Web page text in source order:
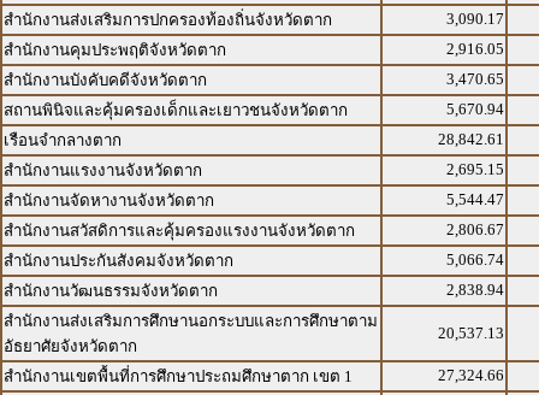
สำนักงานส่งเสริมการปกครองท้องถิ่นจังหวัดตาก
3,090.17
สำนักงานคุมประพฤติจังหวัดตาก
2,916.05
สำนักงานบังคับคดีจังหวัดตาก
3,470.65
สถานพินิจและคุ้มครองเด็กและเยาวชนจังหวัดตาก
5,670.94
เรือนจำกลางตาก
28,842.61
สำนักงานแรงงานจังหวัดตาก
2,695.15
สำนักงานจัดหางานจังหวัดตาก
5,544.47
สำนักงานสวัสดิการและคุ้มครองแรงงานจังหวัดตาก
2,806.67
สำนักงานประกันสังคมจังหวัดตาก
5,066.74
สำนักงานวัฒนธรรมจังหวัดตาก
2,838.94
สำนักงานส่งเสริมการศึกษานอกระบบและการศึกษาตาม
อัธยาศัยจังหวัดตาก
20,537.13
สำนักงานเขตพื้นที่การศึกษาประถมศึกษาตาก เขต 1
27,324.66